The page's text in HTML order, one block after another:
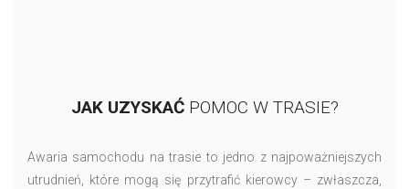
JAK UZYSKAĆ POMOC W TRASIE?
Awaria samochodu na trasie to jedno z najpoważniejszych
utrudnień, które mogą się przytrafić kierowcy – zwłaszcza,